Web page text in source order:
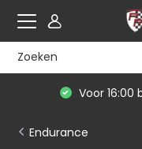
Voor 16:00
Endurance